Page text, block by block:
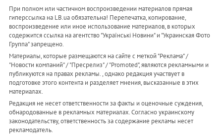
При полном или частичном воспроизведении материалов прямая
гиперссылка на LB.ua обязательна! Перепечатка, копирование,
воспроизведение или иное использование материалов, в которых
содержится ссылка на агентство "Українськi Новини" и "Украинская Фото
Группа" запрещено.
Материалы, которые размещаются на сайте с меткой "Реклама" /
"Новости компаний" / "Пресрелиз" / "Promoted", являются рекламными и
публикуются на правах рекламы. , однако редакция участвует в
подготовке этого контента и разделяет мнения, высказанные в этих
материалах.
Редакция не несет ответственности за факты и оценочные суждения,
обнародованные в рекламных материалах. Согласно украинскому
законодательству, ответственность за содержание рекламы несет
рекламодатель.